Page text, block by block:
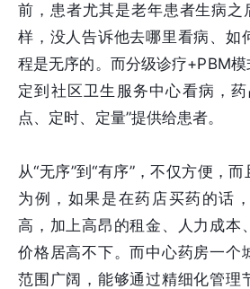
前，患者尤其是老年患者生病之
样，没人告诉他去哪里看病、如
程是无序的。而分级诊疗+PBM
定到社区卫生服务中心看病，
点、定时、定量”提供给患者。
从“无序”到“有序”，不仅方便，
为例，如果是在药店买药的话
高，加上高昂的租金、人力成本
价格居高不下。而中心药房一个
范围广阔，能够通过精细化管理